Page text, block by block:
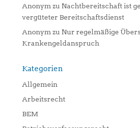
Anonym zu Nachtbereitschaft ist
vergüteter Bereitschaftsdienst
Anonym zu Nur regelmäßige
Krankengeldanspruch
Kategorien
Allgemein
Arbeitsrecht
BEM